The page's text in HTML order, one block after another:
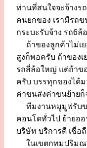
ท่านที่สนใจจะจ้างร
คนยกของ เรามีรถ
กระบะรับจ้าง รถ6ล้
ถ้าของลูกค้าไม่เย
สูงก็พอครับ ถ้าของ
รถสี่ล้อใหญ่ แต่ถ้าขอ
ครับ บรรทุกของได้
ค่าขนส่งค่าขนย้ายก็
ทีมงานหมูมูฟรับข
คอนโดทั่วไป ย้ายอ
บริษัท บริการดี เชื่อ
ในเขตกทมปริมณ